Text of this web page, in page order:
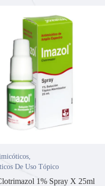
,
De Uso Tópico
1% Spray X 25ml